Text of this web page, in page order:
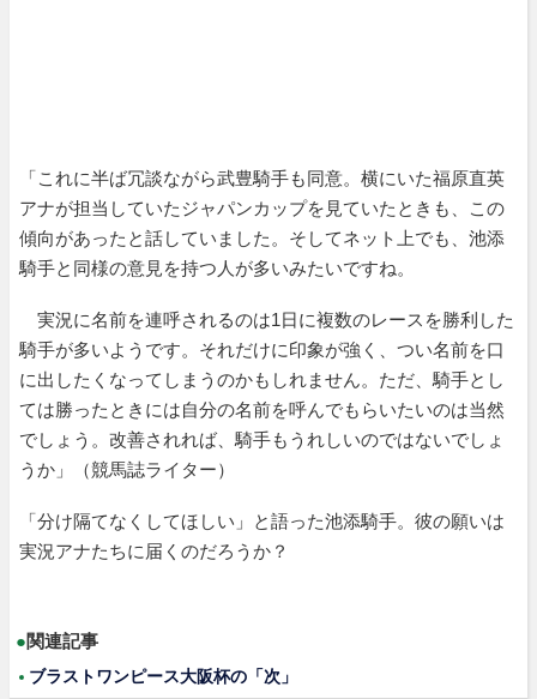
「これに半ば冗談ながら武豊騎手も同意。横にいた福原直英
アナが担当していたジャパンカップを見ていたときも、この
傾向があったと話していました。そしてネット上でも、池添
騎手と同様の意見を持つ人が多いみたいですね。
実況に名前を連呼されるのは1日に複数のレースを勝利した
騎手が多いようです。それだけに印象が強く、つい名前を口
に出したくなってしまうのかもしれません。ただ、騎手とし
ては勝ったときには自分の名前を呼んでもらいたいのは当然
でしょう。改善されれば、騎手もうれしいのではないでしょ
うか」（競馬誌ライター）
「分け隔てなくしてほしい」と語った池添騎手。彼の願いは
実況アナたちに届くのだろうか？
●関連記事
ブラストワンピース大阪杯の「次」